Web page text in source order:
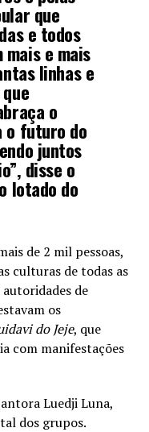
que
e todos
e mais
linhas e
o
o futuro do
juntos
disse o
lotado do
de 2 mil pessoas,
culturas de todas as
de
os
do Jeje, que
com manifestações
Luedji Luna,
dos grupos.